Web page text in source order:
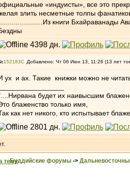
«индуисты», все это
злить несметные толпы
.......................Из книги Бхайраванады
152183 Добавлено: Чт 06 Июн 13, 11:26 (13 лет
ух и ах. Такие книжки можно не
будет их наивысшим
блаженство только имя,
как нет никого, кто испытывает
Буддийские форумы ->